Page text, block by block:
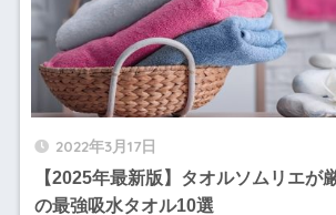
2022年3月17日
【2025年最新版】タオルソムリエが
の最強吸水タオル10選